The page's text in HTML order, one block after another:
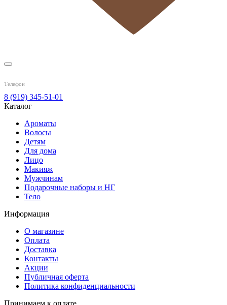
Телефон
8 (919) 345-51-01
Каталог
Ароматы
Волосы
Детям
Для дома
Лицо
Макияж
Мужчинам
Подарочные наборы и НГ
Тело
Информация
О магазине
Оплата
Доставка
Контакты
Акции
Публичная оферта
Политика конфиденциальности